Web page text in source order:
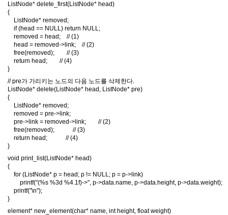
ListNode* delete_first(ListNode* head)
{
ListNode* removed;
if (head == NULL) return NULL;
removed = head; // (1)
head = removed->link; // (2)
free(removed); // (3)
return head; // (4)
}
// pre가 가리키는 노드의 다음 노드를 삭제한다.
ListNode* delete(ListNode* head, ListNode* pre)
{
ListNode* removed;
removed = pre->link;
pre->link = removed->link; // (2)
free(removed); // (3)
return head; // (4)
}
void print_list(ListNode* head)
{
for (ListNode* p = head; p != NULL; p = p->link)
printf("(%s %3d %4.1f)->", p->data.name, p->data.height, p->data.weight);
printf("\n");
}
element* new_element(char* name, int height, float weight)